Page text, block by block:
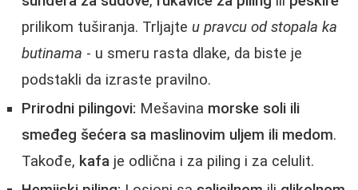
prilikom tuširanja. Trljajte u pravcu od stopala ka
butinama - u smeru rasta dlake, da biste je
podstakli da izraste pravilno.
Prirodni pilingovi: Mešavina morske soli ili
smeđeg šećera sa maslinovim uljem ili medom.
Takođe, kafa je odlična i za piling i za celulit.